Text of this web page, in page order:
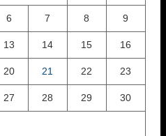
6 7 8 9
13 14 15 16
20 21 22 23
27 28 29 30